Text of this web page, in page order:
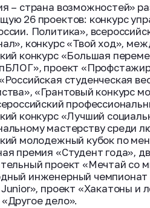
– страна возможностей»
26 проектов: конкурс
Политика»,
конкурс «Твой ход»,
конкурс «Большая
проект
студенческая
«Грантовый конкурс
конкурс «Лучший
мастерству среди
молодежный кубок по
премия «Студент года»,
проект «Мечтай со
инженерный чемпионат
проект «Хакатоны и
дело».